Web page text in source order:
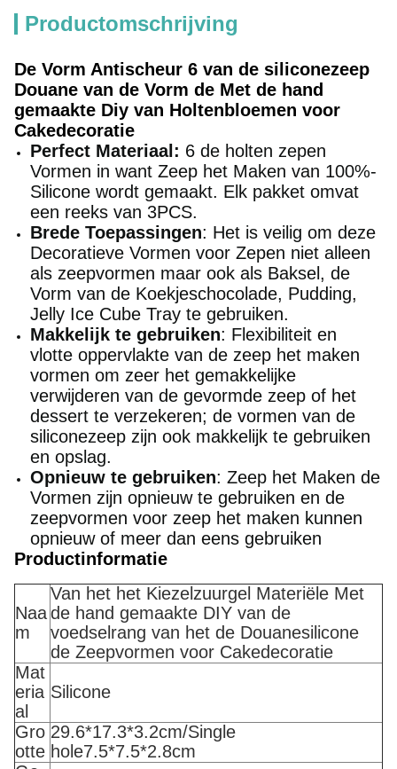
Productomschrijving
De Vorm Antischeur 6 van de siliconezeep
Douane van de Vorm de Met de hand
gemaakte Diy van Holtenbloemen voor
Cakedecoratie
Perfect Materiaal: 6 de holten zepen
Vormen in want Zeep het Maken van 100%-
Silicone wordt gemaakt. Elk pakket omvat
een reeks van 3PCS.
Brede Toepassingen: Het is veilig om deze
Decoratieve Vormen voor Zepen niet alleen
als zeepvormen maar ook als Baksel, de
Vorm van de Koekjeschocolade, Pudding,
Jelly Ice Cube Tray te gebruiken.
Makkelijk te gebruiken: Flexibiliteit en
vlotte oppervlakte van de zeep het maken
vormen om zeer het gemakkelijke
verwijderen van de gevormde zeep of het
dessert te verzekeren; de vormen van de
siliconezeep zijn ook makkelijk te gebruiken
en opslag.
Opnieuw te gebruiken: Zeep het Maken de
Vormen zijn opnieuw te gebruiken en de
zeepvormen voor zeep het maken kunnen
opnieuw of meer dan eens gebruiken
Productinformatie
Naa
m
Van het het Kiezelzuurgel Materiële Met
de hand gemaakte DIY van de
voedselrang van het de Douanesilicone
de Zeepvormen voor Cakedecoratie
Mat
eria
al
Silicone
Gro
otte
29.6*17.3*3.2cm/Single
hole7.5*7.5*2.8cm